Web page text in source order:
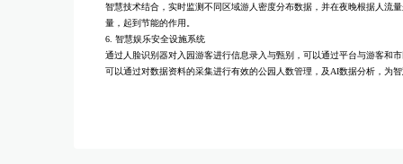
智慧技术结合，实时监测不同区域游⼈密度分布数据，并在夜晚根据⼈流
量，起到节能的作⽤。
6. 智慧娱乐安全设施系统
通过⼈脸识别器对⼊园游客进⾏信息录⼊与甄别，可以通过平台与游客和
可以通过对数据资料的采集进⾏有效的公园⼈数管理，及AI数据分析，为